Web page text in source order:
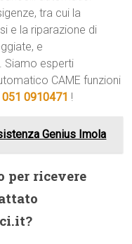
tra cui la
e la riparazione di
e
Siamo esperti
CAME funzioni
051 0910471 !
Genius Imola
per ricevere